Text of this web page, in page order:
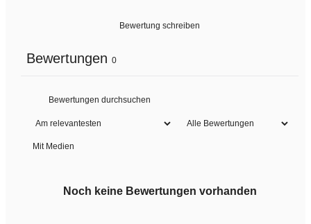
Bewertung schreiben
Bewertungen 0
Mit Medien
Noch keine Bewertungen vorhanden